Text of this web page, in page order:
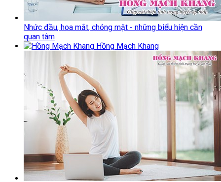
Nhức đầu, hoa mắt, chóng mặt - những biểu hiện cần
quan tâm
Hồng Mạch Khang